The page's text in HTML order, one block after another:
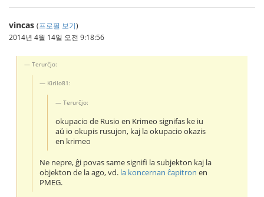
vincas (프로필 보기)
2014년 4월 14일 오전 9:18:56
Terurĉjo:
Kirilo81:
Terurĉjo:
okupacio de Rusio en Krimeo signifas ke iu
aŭ io okupis rusujon, kaj la okupacio okazis
en krimeo
Ne nepre, ĝi povas same signifi la subjekton kaj la
objekton de la ago, vd. la koncernan ĉapitron en
PMEG.